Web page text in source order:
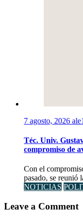
7 agosto, 2026
Téc. Univ.
compromiso de
Con el
pasado, se reunió
NOTICIAS
Leave a Comment